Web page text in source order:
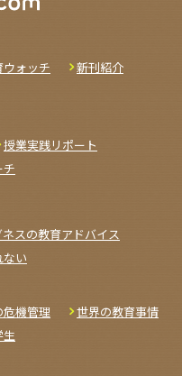
ウォッチ
新刊紹介
授業実践リポート
チ
ネスの教育アドバイス
ない
危機管理
世界の教育事情
生